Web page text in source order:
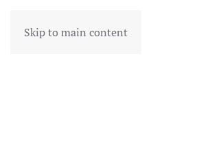
Skip to main content